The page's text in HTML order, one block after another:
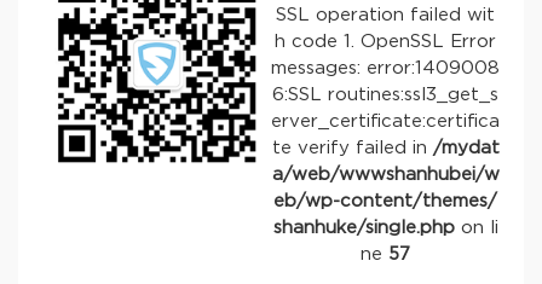
SSL operation failed wit
h code 1. OpenSSL Error
messages: error:1409008
6:SSL routines:ssl3_get_s
erver_certificate:certifica
te verify failed in /mydat
a/web/wwwshanhubei/w
eb/wp-content/themes/
shanhuke/single.phpon li
ne 57